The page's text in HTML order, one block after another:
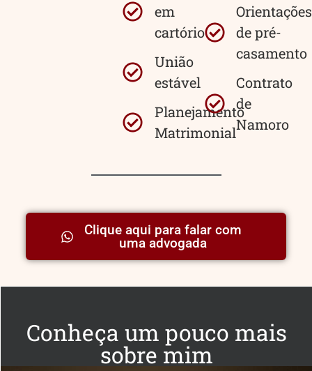
em
cartório
União
estável
Planejamento
Matrimonial
Orientações
de pré-
casamento
Contrato
de
Namoro
Clique aqui para falar com
uma advogada
Conheça um pouco mais
sobre mim